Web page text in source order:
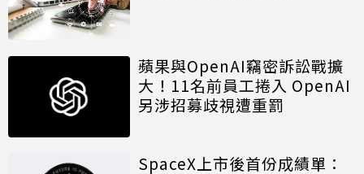
蘋果與OpenAI竊密訴訟戰擴
大！11名前員工捲入 OpenAI
另涉招募歧視遭重罰
SpaceX上市後首份成績單：